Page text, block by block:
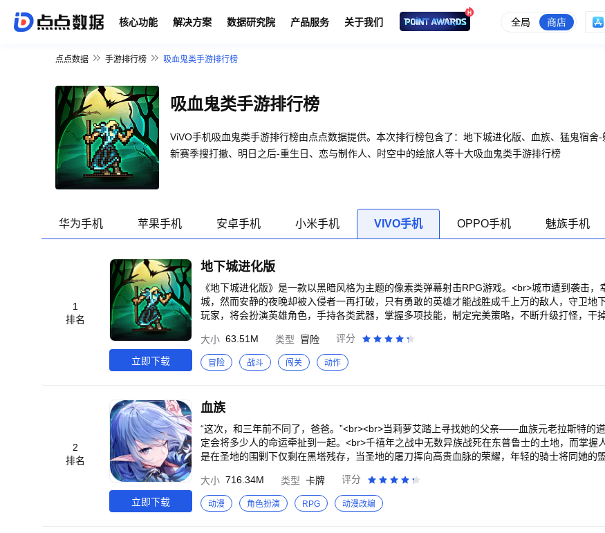
核心功能 解决方案 数据研究院 产品服务 关于我们 全局 商店
点点数据 手游排行榜 吸血鬼类手游排行榜
吸血鬼类手游排行榜
ViVO手机吸血鬼类手游排行榜由点点数据提供。本次排行榜包含了：地下城进化版、血族、猛鬼宿
新赛季搜打撤、明日之后-重生日、恋与制作人、时空中的绘旅人等十大吸血鬼类手游排行榜
华为手机 苹果手机 安卓手机 小米手机 VIVO手机 OPPO手机 魅族手机
1
排名
立即下载
地下城进化版
《地下城进化版》是一款以黑暗风格为主题的像素类弹幕射击RPG游戏。<br>城市遭到袭击，
城，然而安静的夜晚却被入侵者一再打破，只有勇敢的英雄才能战胜成千上万的敌人，守卫地
玩家，将会扮演英雄角色，手持各类武器，掌握多项技能，制定完美策略，不断升级打怪，干
大小 63.51M 类型 冒险 评分
冒险 战斗 闯关 动作
2
排名
立即下载
血族
“这次，和三年前不同了，爸爸。”<br><br>当莉萝艾踏上寻找她的父亲——血族元老拉斯特的
定会将多少人的命运牵扯到一起。<br>千禧年之战中无数异族战死在东普鲁士的土地，而掌握
是在圣地的围剿下仅剩在黑塔残存，当圣地的屠刀挥向高贵血脉的荣耀，年轻的骑士将同她的
———————————————————————————————————————<br>依据同
时代卡牌之作《血族》，革新来袭！<br>激萌萝莉，黑暗逆袭！蕴含哥特元素，精美独特的画
鬼世界。<br>手势操作经典像素风战斗小人，超乎想象的华丽特效和激爽打击感，为你带来一
大小 716.34M 类型 卡牌 评分
动漫 角色扮演 RPG 动漫改编